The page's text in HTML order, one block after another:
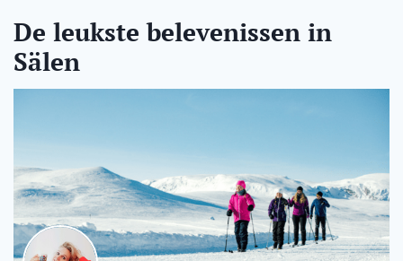
De leukste belevenissen in
Sälen